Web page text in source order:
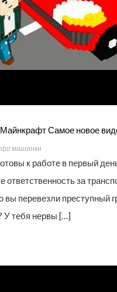
Самое новое
машинки
к работе в первый
за
перевезли преступный
У тебя нервы […]